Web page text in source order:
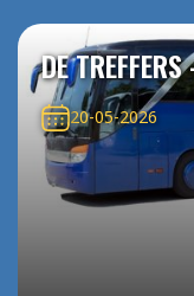
DE
20-05-2026